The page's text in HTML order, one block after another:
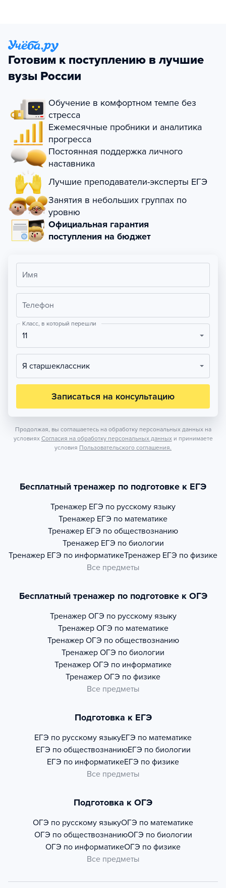
Готовим к поступлению в лучшие
вузы России
Обучение в комфортном темпе без
стресса
Ежемесячные пробники и аналитика
прогресса
Постоянная поддержка личного
наставника
Лучшие преподаватели-эксперты ЕГЭ
Занятия в небольших группах по
уровню
Официальная гарантия
поступления на бюджет
Имя
Телефон
Класс, в который перешли
11
Я старшеклассник
Записаться на консультацию
Продолжая, вы соглашаетесь на обработку персональных данных на
условиях Согласия на обработку персональных данных и принимаете
условия Пользовательского соглашения.
Бесплатный тренажер по подготовке к ЕГЭ
Тренажер ЕГЭ по русскому языку
Тренажер ЕГЭ по математике
Тренажер ЕГЭ по обществознанию
Тренажер ЕГЭ по биологии
Тренажер ЕГЭ по информатикеТренажер ЕГЭ по физике
Все предметы
Бесплатный тренажер по подготовке к ОГЭ
Тренажер ОГЭ по русскому языку
Тренажер ОГЭ по математике
Тренажер ОГЭ по обществознанию
Тренажер ОГЭ по биологии
Тренажер ОГЭ по информатике
Тренажер ОГЭ по физике
Все предметы
Подготовка к ЕГЭ
ЕГЭ по русскому языкуЕГЭ по математике
ЕГЭ по обществознаниюЕГЭ по биологии
ЕГЭ по информатикеЕГЭ по физике
Все предметы
Подготовка к ОГЭ
ОГЭ по русскому языкуОГЭ по математике
ОГЭ по обществознаниюОГЭ по биологии
ОГЭ по информатикеОГЭ по физике
Все предметы